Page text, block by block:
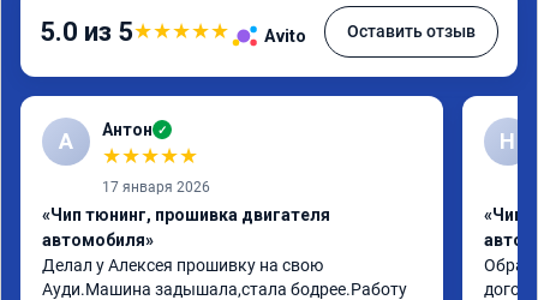
5.0 из 5★★★★★ Avito Оставить отзыв
А Антон ✓
★★★★★
17 января 2026
«Чип тюнинг, прошивка двигателя
автомобиля»
Делал у Алексея прошивку на свою
Ауди.Машина задышала,стала бодрее.Работу
Н
«Чип